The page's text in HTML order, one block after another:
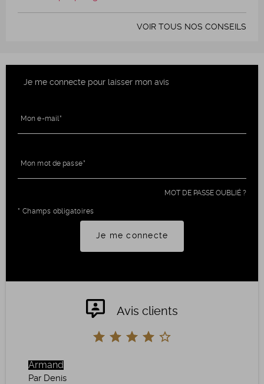
VOIR TOUS NOS CONSEILS
Je me connecte pour laisser mon avis
* Champs obligatoires
Mon e-mail
Mon mot de passe
MOT DE PASSE OUBLIÉ ?
Je me connecte
Avis clients
Armand
Par Denis